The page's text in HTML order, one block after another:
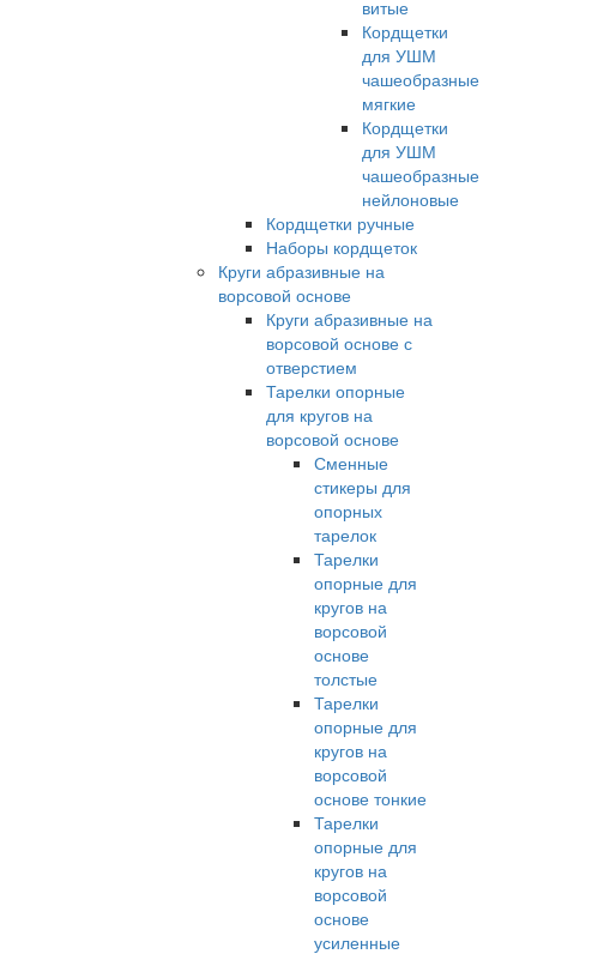
витые
Кордщетки
для УШМ
чашеобразные
мягкие
Кордщетки
для УШМ
чашеобразные
нейлоновые
Кордщетки ручные
Наборы кордщеток
Круги абразивные на
ворсовой основе
Круги абразивные на
ворсовой основе с
отверстием
Тарелки опорные
для кругов на
ворсовой основе
Сменные
стикеры для
опорных
тарелок
Тарелки
опорные для
кругов на
ворсовой
основе
толстые
Тарелки
опорные для
кругов на
ворсовой
основе тонкие
Тарелки
опорные для
кругов на
ворсовой
основе
усиленные